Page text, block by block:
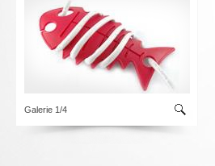
Galerie 1/4